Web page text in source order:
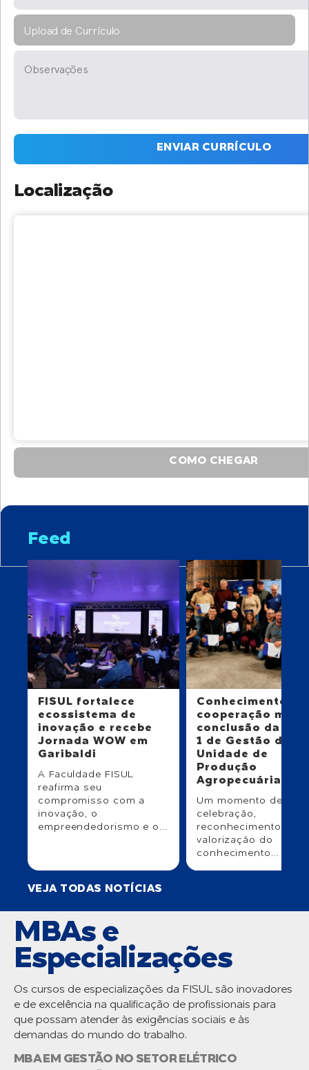
Upload de Currículo
ENVIAR CURRÍCULO
Localização
COMO CHEGAR
Feed
FISUL fortalece
ecossistema de
inovação e recebe
Jornada WOW em
Garibaldi
A Faculdade FISUL
reafirma seu
compromisso com a
inovação, o
empreendedorismo e o...
Conhecimento e
cooperação
conclusão da
1 de Gestão da
Unidade de
Produção
Agropecuária
Um momento de
celebração,
reconhecimento e
valorização do
conhecimento...
VEJA TODAS NOTÍCIAS
MBAs e
Especializações
Os cursos de especializações da FISUL são inovadores
e de excelência na qualificação de profissionais para
que possam atender às exigências sociais e às
demandas do mundo do trabalho.
MBA EM GESTÃO NO SETOR ELÉTRICO